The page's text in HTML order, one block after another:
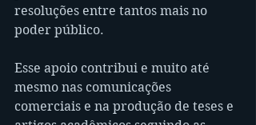
resoluções entre tantos mais no
poder público.
Esse apoio contribui e muito até
mesmo nas comunicações
comerciais e na produção de teses e